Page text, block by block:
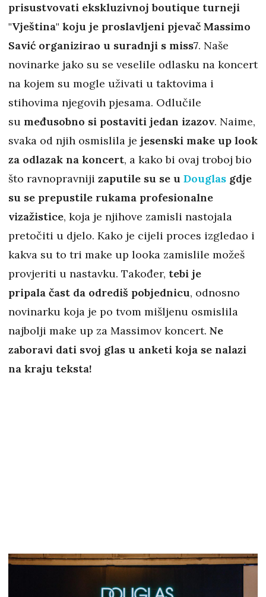
prisustvovati ekskluzivnoj boutique turneji
"Vještina" koju je proslavljeni pjevač Massimo
Savić organizirao u suradnji s miss7. Naše
novinarke jako su se veselile odlasku na koncert
na kojem su mogle uživati u taktovima i
stihovima njegovih pjesama. Odlučile
su međusobno si postaviti jedan izazov. Naime,
svaka od njih osmislila je jesenski make up look
za odlazak na koncert, a kako bi ovaj troboj bio
što ravnopravniji zaputile su se u Douglas gdje
su se prepustile rukama profesionalne
vizažistice, koja je njihove zamisli nastojala
pretočiti u djelo. Kako je cijeli proces izgledao i
kakva su to tri make up looka zamislile možeš
provjeriti u nastavku. Također, tebi je
pripala čast da odrediš pobjednicu, odnosno
novinarku koja je po tvom mišljenu osmislila
najbolji make up za Massimov koncert. Ne
zaboravi dati svoj glas u anketi koja se nalazi
na kraju teksta!